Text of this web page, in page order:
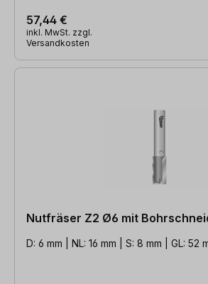
57,44 €
inkl. MwSt. zzgl.
Versandkosten
Nutfräser Z2 Ø6 mit
D: 6 mm | NL: 16 mm | S: 8 mm | GL: 52